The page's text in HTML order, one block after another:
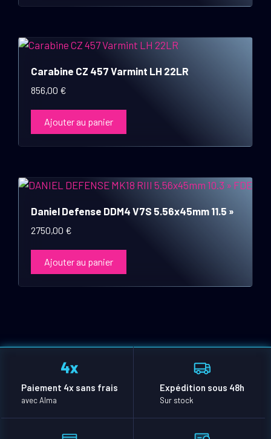
Carabine CZ 457 Varmint LH 22LR
856,00 €
Ajouter au panier
Daniel Defense DDM4 V7S 5.56x45mm 11.5 »
2750,00 €
Ajouter au panier
Paiement 4x sans frais
avec Alma
Expédition sous 48h
Sur stock